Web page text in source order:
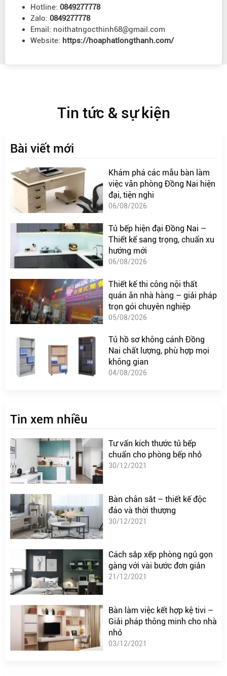
Hotline: 0849277778
Zalo: 0849277778
Email: noithatngocthinh68@gmail.com
Website: https://hoaphatlongthanh.com/
Tin tức & sự kiện
Bài viết mới
Khám phá các mẫu bàn làm
việc văn phòng Đồng Nai hiện
đại, tiện nghi
06/08/2026
Tủ bếp hiện đại Đồng Nai –
Thiết kế sang trọng, chuẩn xu
hướng mới
06/08/2026
Thiết kế thi công nội thất
quán ăn nhà hàng – giải pháp
trọn gói chuyên nghiệp
05/08/2026
Tủ hồ sơ không cánh Đồng
Nai chất lượng, phù hợp mọi
không gian
04/08/2026
Tin xem nhiều
Tư vấn kích thước tủ bếp
chuẩn cho phòng bếp nhỏ
30/12/2021
Bàn chân sắt – thiết kế độc
đáo và thời thượng
30/12/2021
Cách sắp xếp phòng ngủ gọn
gàng với vài bước đơn giản
21/12/2021
Bàn làm việc kết hợp kệ tivi –
Giải pháp thông minh cho nhà
nhỏ
03/12/2021